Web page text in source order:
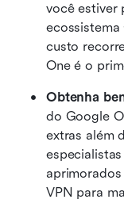
você estiver
custo
One é o
Obtenha
do Google
extras além
VPN para